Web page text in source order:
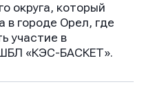
округа, который
в городе Орел, где
участие в
«КЭС-БАСКЕТ».